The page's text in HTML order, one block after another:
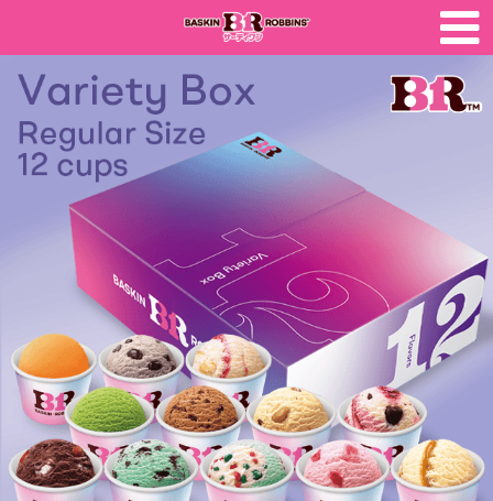
トップページ
サーティワン ホーム
FAQ
購入履歴